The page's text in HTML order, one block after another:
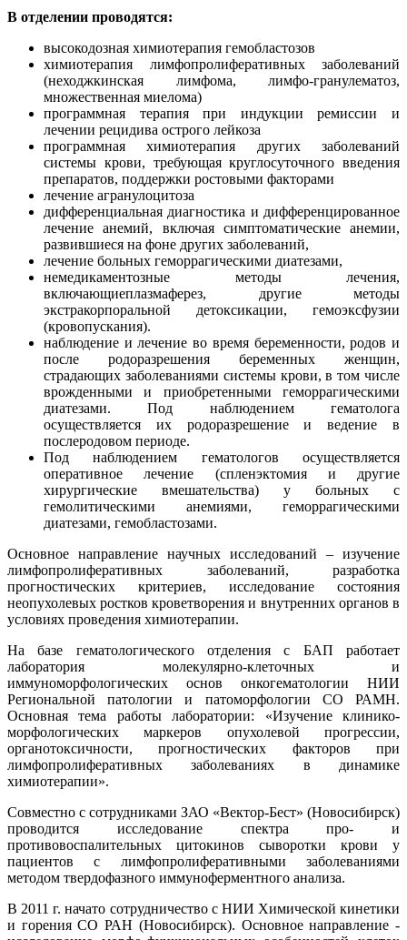
В отделении проводятся:
высокодозная химиотерапия гемобластозов
химиотерапия лимфопролиферативных заболеваний
(неходжкинская лимфома, лимфо-гранулематоз,
множественная миелома)
программная терапия при индукции ремиссии и
лечении рецидива острого лейкоза
программная химиотерапия других заболеваний
системы крови, требующая круглосуточного введения
препаратов, поддержки ростовыми факторами
лечение агранулоцитоза
дифференциальная диагностика и дифференцированное
лечение анемий, включая симптоматические анемии,
развившиеся на фоне других заболеваний,
лечение больных геморрагическими диатезами,
немедикаментозные методы лечения,
включающиеплазмаферез, другие методы
экстракорпоральной детоксикации, гемоэксфузии
(кровопускания).
наблюдение и лечение во время беременности, родов и
после родоразрешения беременных женщин,
страдающих заболеваниями системы крови, в том числе
врожденными и приобретенными геморрагическими
диатезами. Под наблюдением гематолога
осуществляется их родоразрешение и ведение в
послеродовом периоде.
Под наблюдением гематологов осуществляется
оперативное лечение (спленэктомия и другие
хирургические вмешательства) у больных с
гемолитическими анемиями, геморрагическими
диатезами, гемобластозами.
Основное направление научных исследований – изучение
лимфопролиферативных заболеваний, разработка
прогностических критериев, исследование состояния
неопухолевых ростков кроветворения и внутренних органов в
условиях проведения химиотерапии.
На базе гематологического отделения с БАП работает
лаборатория молекулярно-клеточных и
иммуноморфологических основ онкогематологии НИИ
Региональной патологии и патоморфологии СО РАМН.
Основная тема работы лаборатории: «Изучение клинико-
морфологических маркеров опухолевой прогрессии,
органотоксичности, прогностических факторов при
лимфопролиферативных заболеваниях в динамике
химиотерапии».
Совместно с сотрудниками ЗАО «Вектор-Бест» (Новосибирск)
проводится исследование спектра про- и
противовоспалительных цитокинов сыворотки крови у
пациентов с лимфопролиферативными заболеваниями
методом твердофазного иммуноферментного анализа.
В 2011 г. начато сотрудничество с НИИ Химической кинетики
и горения СО РАН (Новосибирск). Основное направление -